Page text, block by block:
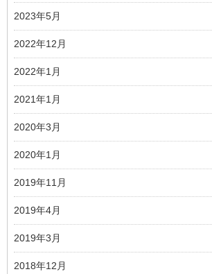
2023年5月
2022年12月
2022年1月
2021年1月
2020年3月
2020年1月
2019年11月
2019年4月
2019年3月
2018年12月